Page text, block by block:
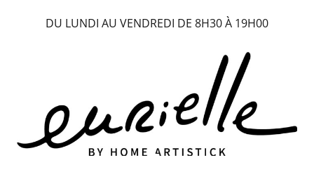
DU LUNDI AU VENDREDI DE 8H30 À 19H00